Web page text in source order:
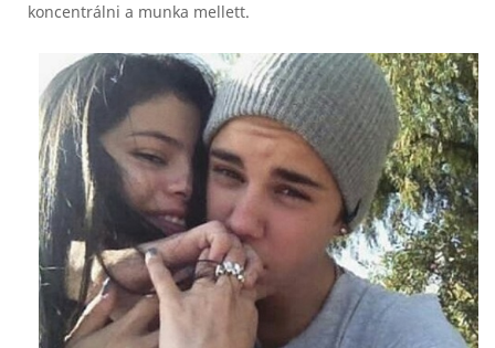
koncentrálni a munka mellett.